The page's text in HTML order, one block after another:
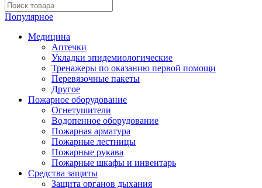
Популярное
Медицина
Аптечки
Укладки эпидемиологические
Тренажеры по оказанию первой помощи
Перевязочные пакеты
Другое
Пожарное оборудование
Огнетушители
Водопенное оборудование
Пожарная арматура
Пожарные лестницы
Пожарные рукава
Пожарные шкафы и инвентарь
Средства защиты
Защита органов дыхания